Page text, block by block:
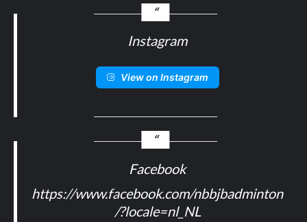
Instagram
View on Instagram
Facebook
https://www.facebook.com/nbbjbadminton
/?locale=nl_NL